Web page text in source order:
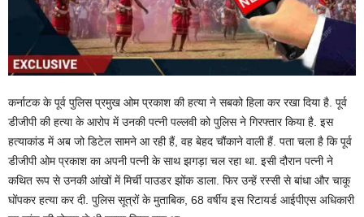
कर्नाटक के पूर्व पुलिस प्रमुख ओम प्रकाश की हत्या ने सबको हिला कर रखा दिया है. पूर्व
डीजीपी की हत्या के आरोप में उनकी पत्नी पल्लवी को पुलिस ने गिरफ्तार किया है. इस
हत्याकांड में अब जो डिटेल सामने आ रही हैं, वह बेहद चौंकाने वाली हैं. पता चला है कि पूर्व
डीजीपी ओम प्रकाश का अपनी पत्नी के साथ झगड़ा चल रहा था. इसी दौरान पत्नी ने
कथित रूप से उनकी आंखों में मिर्ची पाउडर झोंक डाला. फिर उन्हें रस्सी से बांधा और चाकू
घोंपकर हत्या कर दी. पुलिस सूत्रों के मुताबिक, 68 वर्षीय इस रिटायर्ड आईपीएस अधिकारी